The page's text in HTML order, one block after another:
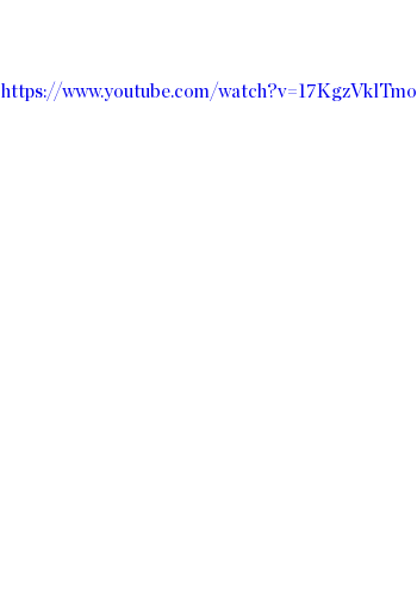
https://www.youtube.com/watch?v=17KgzVklTmo